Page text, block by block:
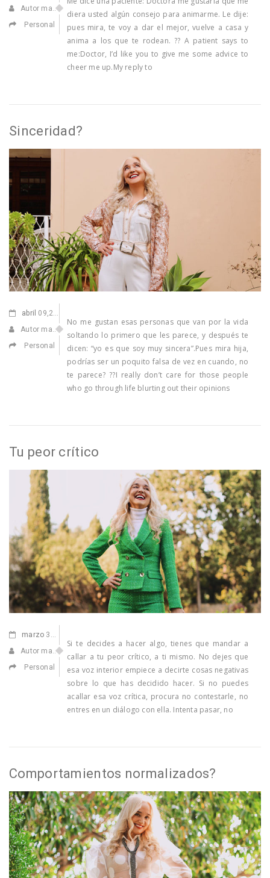
Autor manuel
Personal
diera usted algún consejo para animarme. Le dije:
pues mira, te voy a dar el mejor, vuelve a casa y
anima a los que te rodean. ?? A patient says to
me:Doctor, I’d like you to give me some advice to
cheer me up.My reply to
Sinceridad?
abril 09,2021
Autor manuel
Personal
No me gustan esas personas que van por la vida
soltando lo primero que les parece, y después te
dicen: “yo es que soy muy sincera”.Pues mira hija,
podrías ser un poquito falsa de vez en cuando, no
te parece? ??I really don’t care for those people
who go through life blurting out their opinions
Tu peor crítico
marzo 30,2021
Autor manuel
Personal
Si te decides a hacer algo, tienes que mandar a
callar a tu peor crítico, a ti mismo. No dejes que
esa voz interior empiece a decirte cosas negativas
sobre lo que has decidido hacer. Si no puedes
acallar esa voz crítica, procura no contestarle, no
entres en un diálogo con ella. Intenta pasar, no
Comportamientos normalizados?